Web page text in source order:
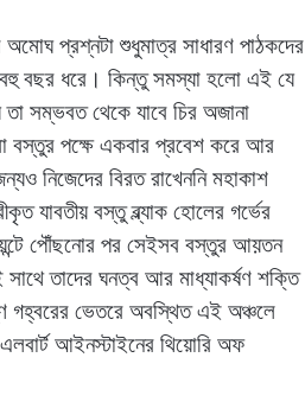
প্রশ্নটা শুধুমাত্র সাধারণ পাঠকদের
বহু বছর ধরে। কিন্তু সমস্যা হলো এই যে
সম্ভবত থেকে যাবে চির অজানা
বস্তুর পক্ষে একবার প্রবেশ করে আর
নিজেদের বিরত রাখেননি মহাকাশ
যাবতীয় বস্তু ব্ল্যাক হোলের গর্ভের
পৌঁছনোর পর সেইসব বস্তুর আয়তন
তাদের ঘনত্ব আর মাধ্যাকর্ষণ শক্তি
গহ্বরের ভেতরে অবস্থিত এই অঞ্চলে
আইনস্টাইনের থিয়োরি অফ